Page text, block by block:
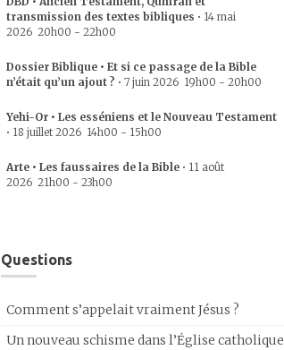
transmission des textes bibliques • 14 mai
2026 20h00 - 22h00
Dossier Biblique • Et si ce passage de la Bible
n’était qu’un ajout ? • 7 juin 2026 19h00 - 20h00
Yehi-Or • Les esséniens et le Nouveau Testament
• 18 juillet 2026 14h00 - 15h00
Arte • Les faussaires de la Bible • 11 août
2026 21h00 - 23h00
Questions
Comment s’appelait vraiment Jésus ?
Un nouveau schisme dans l’Église catholique